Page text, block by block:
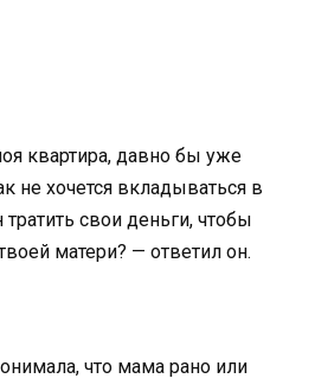
квартира, давно бы уже
не хочется вкладываться в
свои деньги, чтобы
матери? — ответил он.
что мама рано или